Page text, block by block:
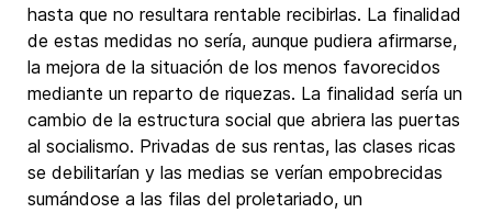
hasta que no resultara rentable recibirlas. La finalidad
de estas medidas no sería, aunque pudiera afirmarse,
la mejora de la situación de los menos favorecidos
mediante un reparto de riquezas. La finalidad sería un
cambio de la estructura social que abriera las puertas
al socialismo. Privadas de sus rentas, las clases ricas
se debilitarían y las medias se verían empobrecidas
sumándose a las filas del proletariado, un